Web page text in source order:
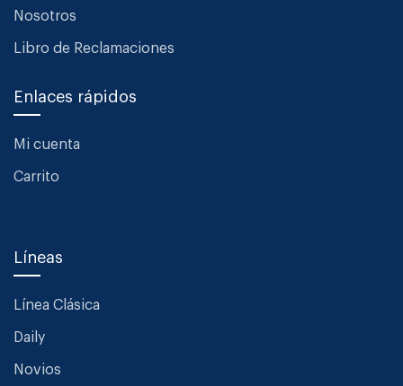
Nosotros
Libro de Reclamaciones
Enlaces rápidos
Mi cuenta
Carrito
Líneas
Línea Clásica
Daily
Novios